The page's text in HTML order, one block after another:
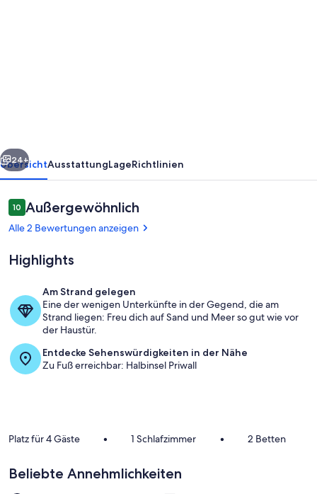
Jachthafen
Weiter
24+
ÜbersichtAusstattungLageRichtlinien
Bewertungen
1010 von 10.
Außergewöhnlich
Alle 2 Bewertungen anzeigen
Highlights
Am Strand gelegen
Eine der wenigen Unterkünfte in der Gegend, die am
Strand liegen: Freu dich auf Sand und Meer so gut wie vor
der Haustür.
Entdecke Sehenswürdigkeiten in der Nähe
Zu Fuß erreichbar: Halbinsel Priwall
Platz für 4 Gäste • 1 Schlafzimmer • 2 Betten
Beliebte Annehmlichkeiten